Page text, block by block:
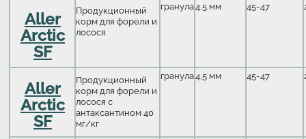
Aller
Arctic
SF
Продукционный
корм для форели и
лосося
гранула4,5 мм 45-47
Aller
Arctic
SF
Продукционный
корм для форели и
лосося с
антаксантином 40
мг/кг
гранула4,5 мм 45-47